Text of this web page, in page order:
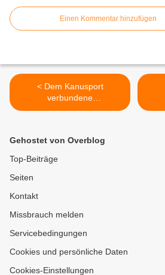
Einen Kommentar hinzufügen
< Dem Kanusport
verbundene
Veitshöchheimerin Gisela
Bayerischen
Ministerpräsidenten
ausgezeichnet
Gehostet von Overblog
Top-Beiträge
Seiten
Kontakt
Missbrauch melden
Servicebedingungen
Cookies und persönliche Daten
Cookies-Einstellungen